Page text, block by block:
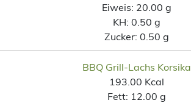
Eiweis: 20.00 g
KH: 0.50 g
Zucker: 0.50 g
BBQ Grill-Lachs Korsika
193.00 Kcal
Fett: 12.00 g